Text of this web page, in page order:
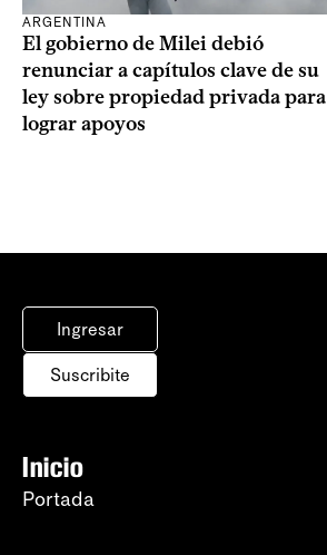
ARGENTINA
El gobierno de Milei debió
renunciar a capítulos clave de su
ley sobre propiedad privada para
lograr apoyos
Ingresar
Suscribite
Inicio
Portada